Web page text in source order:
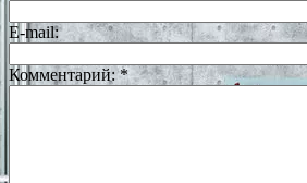
E-mail:
Комментарий:*